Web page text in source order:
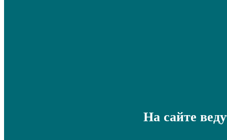
На сайте